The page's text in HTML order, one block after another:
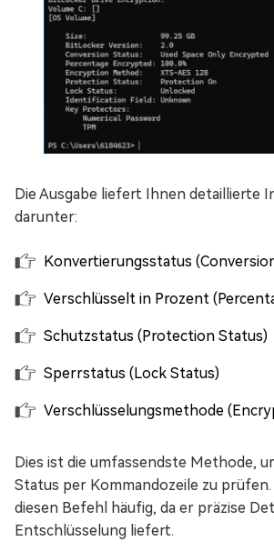
Die Ausgabe liefert Ihnen detaillierte
darunter:
Konvertierungsstatus
Verschlüsselt in Prozent
Schutzstatus (Protection Status)
Sperrstatus (Lock Status)
Verschlüsselungsmethode
Dies ist die umfassendste Methode,
Status per Kommandozeile zu
diesen Befehl häufig, da er präzise
Entschlüsselung liefert.